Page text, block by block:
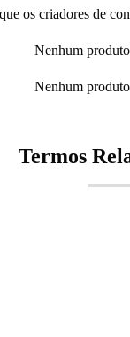
os criadores de
Nenhum
Nenhum
Termos